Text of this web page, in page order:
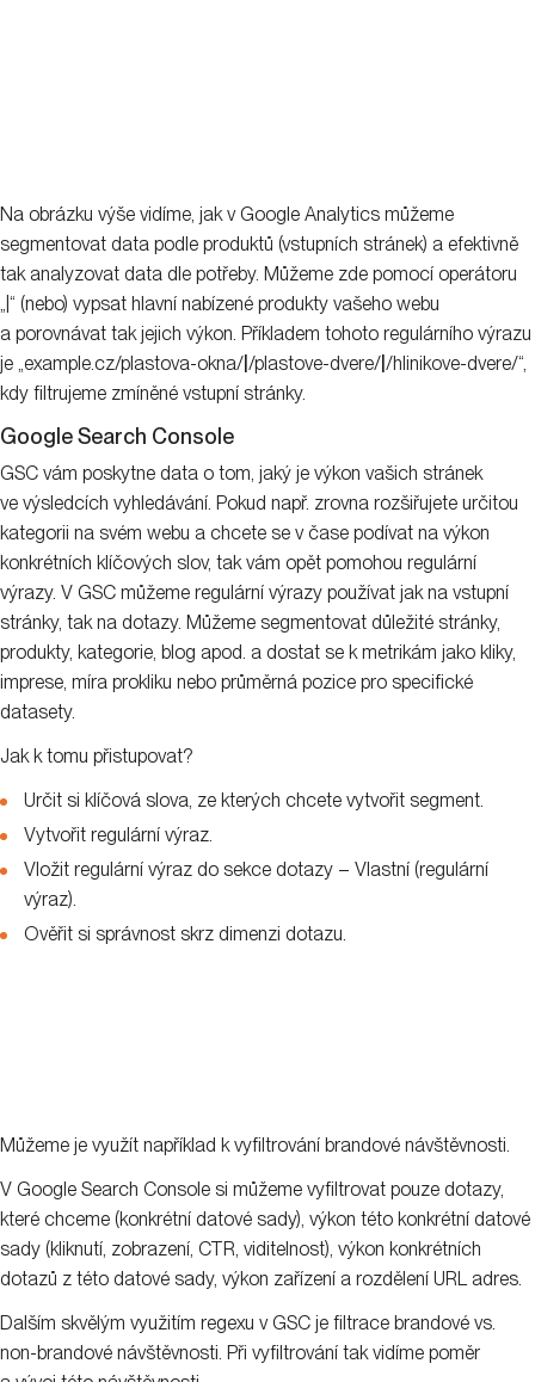
Na obrázku výše vidíme, jak v Google Analytics můžeme
segmentovat data podle produktů (vstupních stránek) a efektivně
tak analyzovat data dle potřeby. Můžeme zde pomocí operátoru
„|“ (nebo) vypsat hlavní nabízené produkty vašeho webu
a porovnávat tak jejich výkon. Příkladem tohoto regulárního výrazu
je „example.cz/plastova-okna/ /plastove-dvere/ /hlinikove-dvere/“,
kdy filtrujeme zmíněné vstupní stránky.
Google Search Console
GSC vám poskytne data o tom, jaký je výkon vašich stránek
ve výsledcích vyhledávání. Pokud např. zrovna rozšiřujete určitou
kategorii na svém webu a chcete se v čase podívat na výkon
konkrétních klíčových slov, tak vám opět pomohou regulární
výrazy. V GSC můžeme regulární výrazy používat jak na vstupní
stránky, tak na dotazy. Můžeme segmentovat důležité stránky,
produkty, kategorie, blog apod. a dostat se k metrikám jako kliky,
imprese, míra prokliku nebo průměrná pozice pro specifické
datasety.
Jak k tomu přistupovat?
Určit si klíčová slova, ze kterých chcete vytvořit segment.
Vytvořit regulární výraz.
Vložit regulární výraz do sekce dotazy – Vlastní (regulární
výraz).
Ověřit si správnost skrz dimenzi dotazu.
Můžeme je využít například k vyfiltrování brandové návštěvnosti.
V Google Search Console si můžeme vyfiltrovat pouze dotazy,
které chceme (konkrétní datové sady), výkon této konkrétní datové
sady (kliknutí, zobrazení, CTR, viditelnost), výkon konkrétních
dotazů z této datové sady, výkon zařízení a rozdělení URL adres.
Dalším skvělým využitím regexu v GSC je filtrace brandové vs.
non-brandové návštěvnosti. Při vyfiltrování tak vidíme poměr